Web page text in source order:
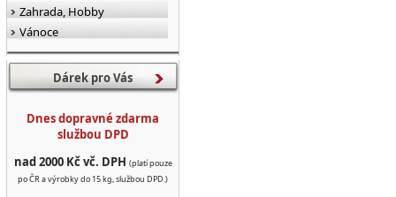
Zahrada, Hobby
Vánoce
Dárek pro Vás
Dnes dopravné zdarma
službou DPD
nad 2000 Kč vč. DPH (platí pouze
po ČR a výrobky do 15 kg, službou DPD.)